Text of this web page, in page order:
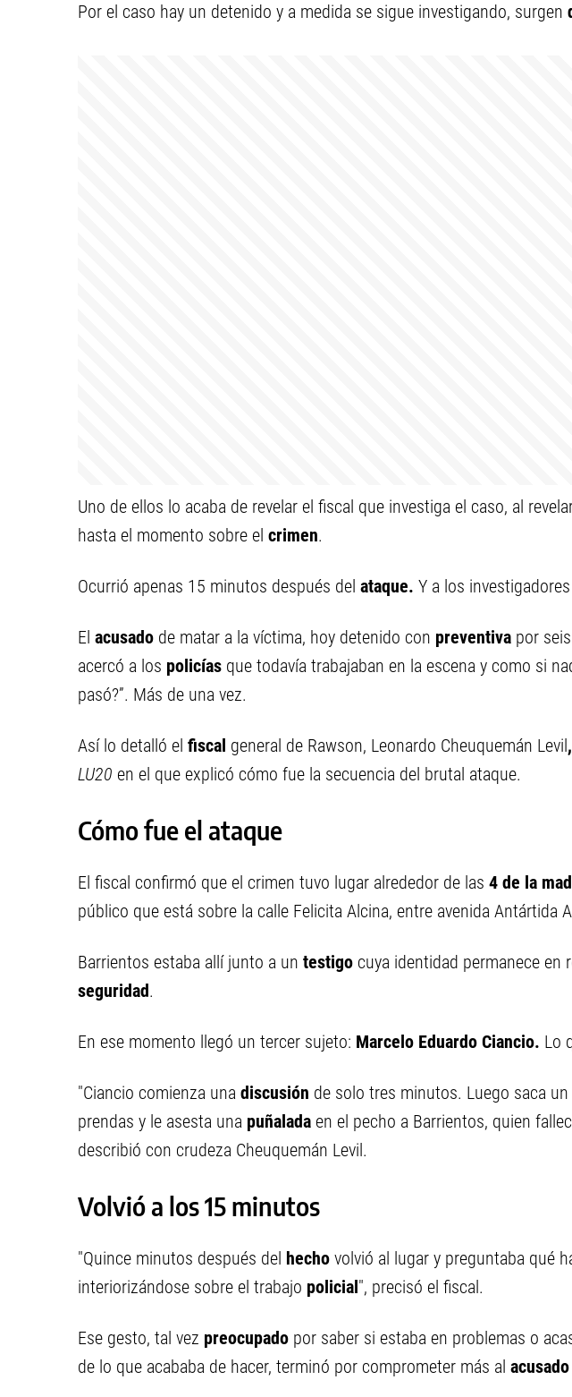
Por el caso hay un detenido y a medida se sigue investigando, surgen
Uno de ellos lo acaba de revelar el fiscal que investiga el caso, al
hasta el momento sobre el crimen.
Ocurrió apenas 15 minutos después del ataque. Y a los
El acusado de matar a la víctima, hoy detenido con preventiva por
acercó a los policías que todavía trabajaban en la escena y como si
pasó?”. Más de una vez.
Así lo detalló el fiscal general de Rawson, Leonardo Cheuquemán Levil,
LU20 en el que explicó cómo fue la secuencia del brutal ataque.
Cómo fue el ataque
El fiscal confirmó que el crimen tuvo lugar alrededor de las 4 de la
público que está sobre la calle Felicita Alcina, entre avenida Antártida
Barrientos estaba allí junto a un testigo cuya identidad permanece en
seguridad.
En ese momento llegó un tercer sujeto: Marcelo Eduardo Ciancio. Lo
"Ciancio comienza una discusión de solo tres minutos. Luego saca un
prendas y le asesta una puñalada en el pecho a Barrientos, quien
describió con crudeza Cheuquemán Levil.
Volvió a los 15 minutos
"Quince minutos después del hecho volvió al lugar y preguntaba qué
interiorizándose sobre el trabajo policial", precisó el fiscal.
Ese gesto, tal vez preocupado por saber si estaba en problemas o
de lo que acababa de hacer, terminó por comprometer más al acusado